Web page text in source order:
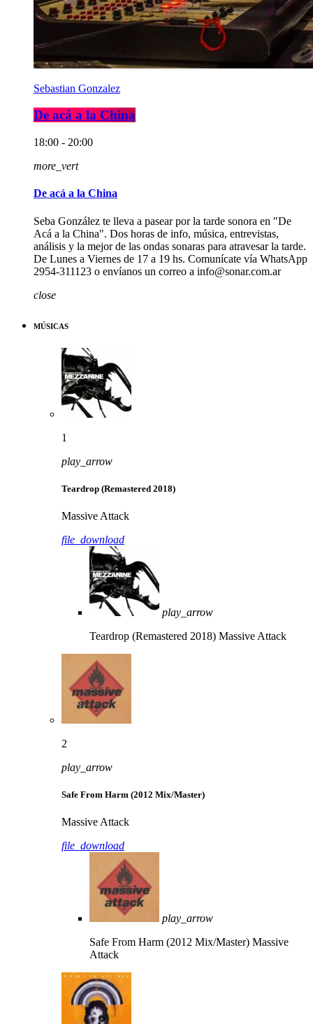
Sebastian Gonzalez
De acá a la China
18:00 - 20:00
more_vert
De acá a la China
Seba González te lleva a pasear por la tarde sonora en "De
Acá a la China". Dos horas de info, música, entrevistas,
análisis y la mejor de las ondas sonaras para atravesar la tarde.
De Lunes a Viernes de 17 a 19 hs. Comunícate vía WhatsApp
2954-311123 o envíanos un correo a info@sonar.com.ar
close
MÚSICAS
1
play_arrow
Teardrop (Remastered 2018)
Massive Attack
file_download
play_arrow
Teardrop (Remastered 2018) Massive Attack
2
play_arrow
Safe From Harm (2012 Mix/Master)
Massive Attack
file_download
play_arrow
Safe From Harm (2012 Mix/Master) Massive
Attack